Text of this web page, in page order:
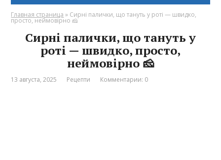
Главная страница » Сирні палички, що тануть у роті — швидко,
просто, неймовірно 🧀
Сирні палички, що тануть у
роті — швидко, просто,
неймовірно 🧀
13 августа, 2025 Рецепти Комментарии: 0